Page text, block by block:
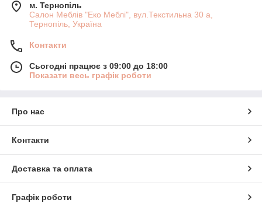
м. Тернопіль
Салон Меблів "Еко Меблі", вул.Текстильна 30 а,
Тернопіль, Україна
Контакти
Сьогодні працює з 09:00 до 18:00
Показати весь графік роботи
Про нас
Контакти
Доставка та оплата
Графік роботи